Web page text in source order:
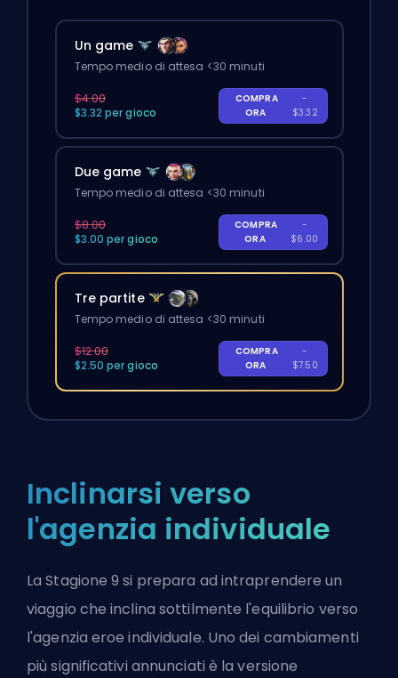
Un game
Tempo medio di attesa <30 minuti
$4.00
$3.32 per gioco
COMPRA
ORA
-
$3.32
Due game
Tempo medio di attesa <30 minuti
$8.00
$3.00 per gioco
COMPRA
ORA
-
$6.00
Tre partite
Tempo medio di attesa <30 minuti
$12.00
$2.50 per gioco
COMPRA
ORA
-
$7.50
Inclinarsi verso
l'agenzia individuale
La Stagione 9 si prepara ad intraprendere un
viaggio che inclina sottilmente l'equilibrio verso
l'agenzia eroe individuale. Uno dei cambiamenti
più significativi annunciati è la versione